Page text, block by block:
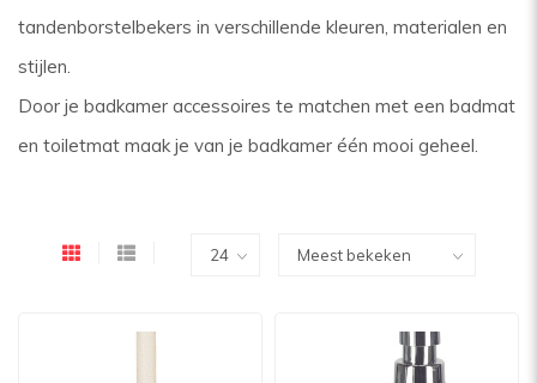
tandenborstelbekers in verschillende kleuren, materialen en
stijlen.
Door je badkamer accessoires te matchen met een badmat
en toiletmat maak je van je badkamer één mooi geheel.